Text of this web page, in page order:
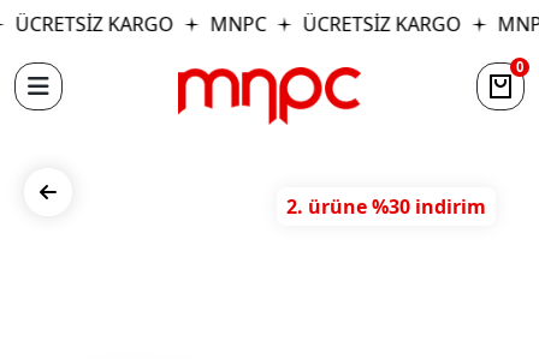
ÜCRETSİZ KARGO MNPC ÜCRETSİZ KARGO
0
2. ürüne %30 indirim